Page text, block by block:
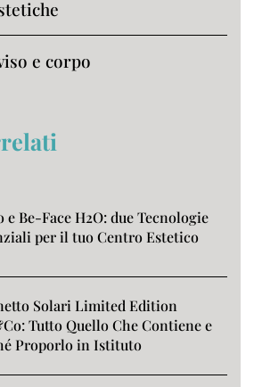
e corpo
e Be-Face H2O: due Tecnologie
per il tuo Centro Estetico
Solari Limited Edition
Tutto Quello Che Contiene e
Proporlo in Istituto